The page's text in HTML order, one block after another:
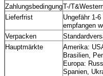
ZahlungsbedingungT-/
Lieferfrist
Ungefähr 1-
empfangen
Verpacken
Hauptmärkte
Amerika:
Brasilien,
Europa:
Spanien,